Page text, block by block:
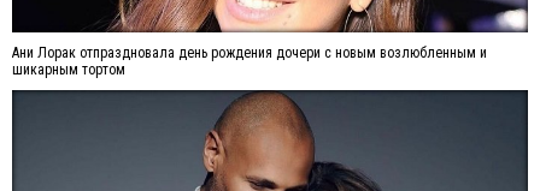
Ани Лорак отпраздновала день рождения дочери с новым возлюбленным и
шикарным тортом